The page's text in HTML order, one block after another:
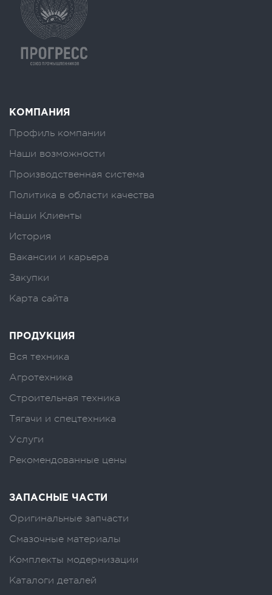
КОМПАНИЯ
Профиль компании
Наши возможности
Производственная система
Политика в области качества
Наши Клиенты
История
Вакансии и карьера
Закупки
Карта сайта
ПРОДУКЦИЯ
Вся техника
Агротехника
Строительная техника
Тягачи и спецтехника
Услуги
Рекомендованные цены
ЗАПАСНЫЕ ЧАСТИ
Оригинальные запчасти
Смазочные материалы
Комплекты модернизации
Каталоги деталей